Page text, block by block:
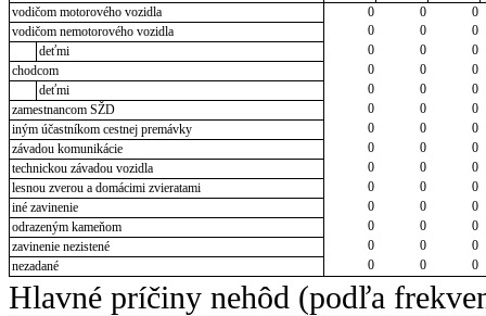
vodičom motorového vozidla
0 0
0
vodičom nemotorového vozidla
0 0
0
deťmi
0 0
0
chodcom
0 0
0
deťmi
0 0
0
zamestnancom SŽD
0 0
0
iným účastníkom cestnej premávky
0 0
0
závadou komunikácie
0 0
0
technickou závadou vozidla
0 0
0
lesnou zverou a domácimi zvieratami
0 0
0
iné zavinenie
0 0
0
odrazeným kameňom
0 0
0
zavinenie nezistené
0 0
0
nezadané
0 0 0
Hlavné príčiny nehôd (podľa